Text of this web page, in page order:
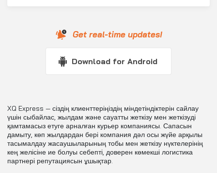
Get real-time updates!
Download for Android
XQ Express — сіздің клиенттеріңіздің міндетіндіктерін сайлау
үшін сыбайлас, жылдам және сауатты жеткізу мен жеткізуді
қамтамасыз етуге арналған курьер компаниясы. Сапасын
дамыту, көп жылдардан бері компания дәл осы жүйе арқылы
тасымалдау жасаушыларының тобы мен жеткізу нүктелерінің
кең желісіне ие болуы себепті, доверен көмекші логистика
партнері репутациясын ұшықтар.